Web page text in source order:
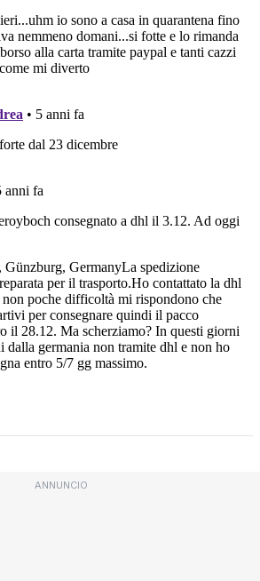
ANNUNCIO